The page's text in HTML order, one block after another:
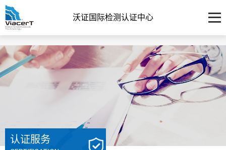
沃证国际检测认证中心
认证服务